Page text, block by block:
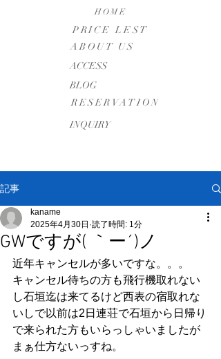
HOME
PRICE LEST
ABOUT US
​ACCESS
BLOG
RESERVATION
INQUIRY
記事
GWですが( ｀ー´)ノ
kaname
2025年4月30日 読了時間: 1分
近年キャンセルが多いですな。。。
キャンセル待ちの方も飛行機取れない
し石垣迄は来てるけど西表の宿取れな
いしで以前は2日連荘で石垣から日帰り
で来られた方もいらっしゃいましたが
まぁ仕方ないっすね。